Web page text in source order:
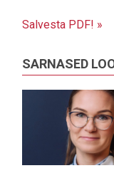
Salvesta PDF! »
SARNASED